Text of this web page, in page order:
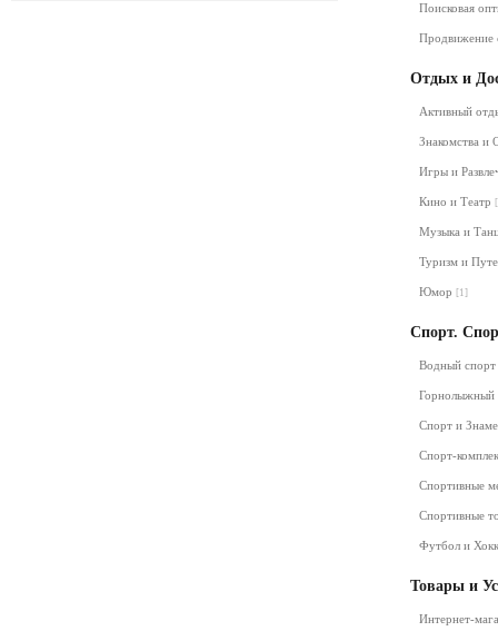
Поисковая
Продвижение
Отдых и
Активный
Знакомства и
Игры и
Кино и Театр
Музыка и
Туризм и
Юмор [1]
Спорт.
Водный спорт
Горнолыжный
Спорт и
Спорт-
Спортивные
Спортивные
Футбол и
Товары и
Интернет-